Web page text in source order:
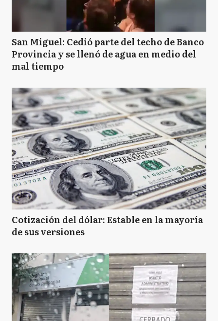
San Miguel: Cedió parte del techo de Banco
Provincia y se llenó de agua en medio del
mal tiempo
Cotización del dólar: Estable en la mayoría
de sus versiones